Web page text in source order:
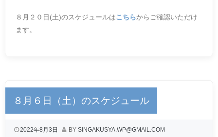
８月２０日(土)のスケジュールはこちらからご確認いただけ
ます。
８月６日（土）のスケジュール
2022年8月3日 BY SINGAKUSYA.WP@GMAIL.COM